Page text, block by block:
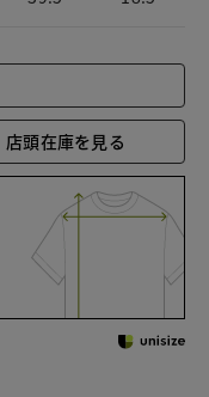
店頭在庫を見る